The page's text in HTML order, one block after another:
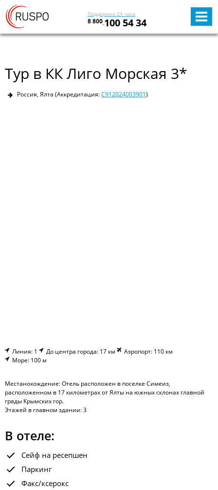
Поддержка 24 часа
8 800 100 54 34
Тур в КК Лиго Морская 3*
Россия, Ялта (Аккредитация:С912024003901)
Линия: 1 До центра города: 17 км
Аэропорт: 110 км
Море: 100 м
Местанохождение: Отель расположен в поселке Симеиз,
расположенном в 17 километрах от Ялты на южных склонах главной
гряды Крымских гор.
Этажей в главном здании: 3
В отеле:
Сейф на ресепшен
Паркинг
Факс/ксерокс